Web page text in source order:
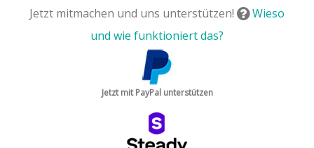
Jetzt mitmachen und uns unterstützen!
Wieso
und wie funktioniert das?
Jetzt mit PayPal unterstützen